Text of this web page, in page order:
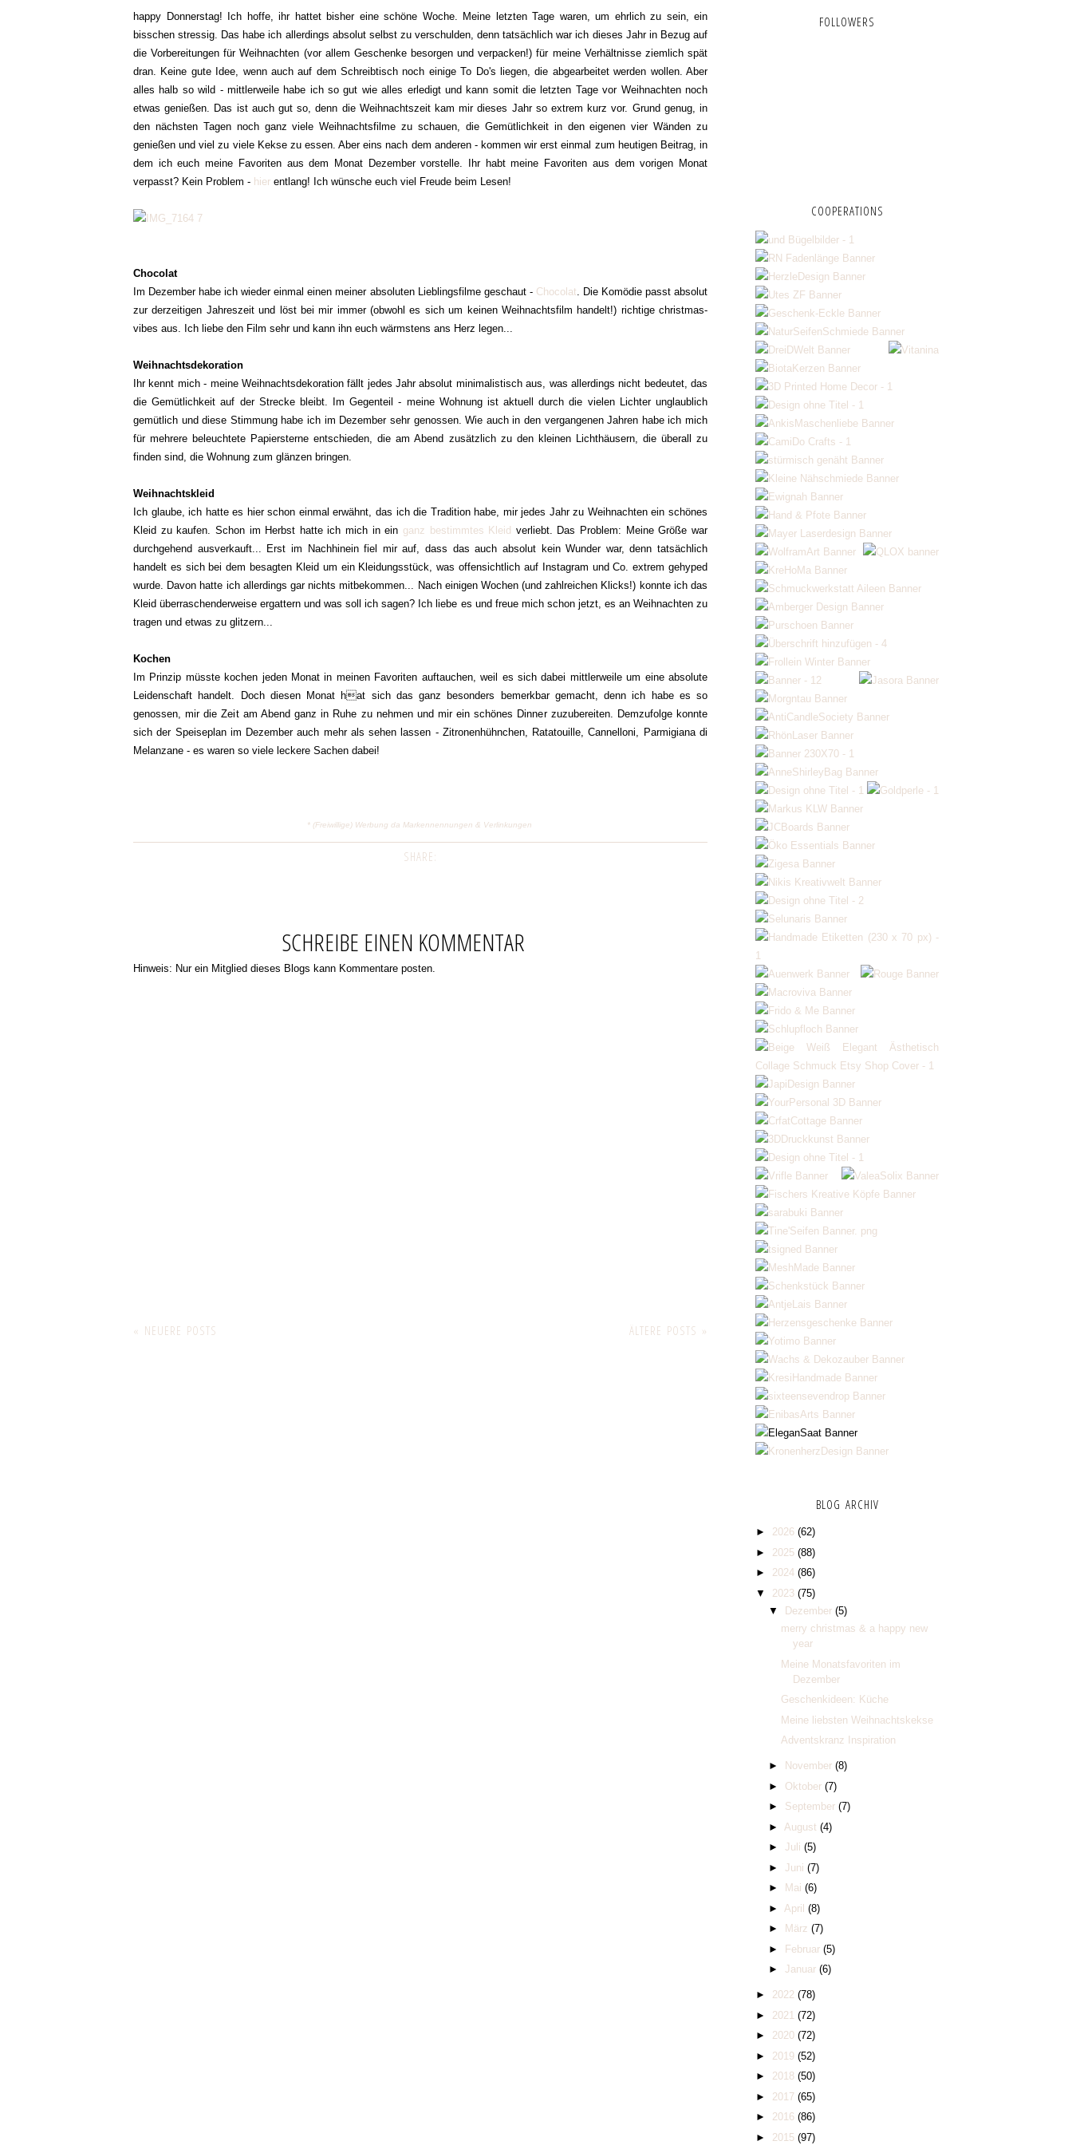
happy Donnerstag! Ich hoffe, ihr hattet bisher eine schöne Woche. Meine letzten Tage waren, um ehrlich zu sein, ein
bisschen stressig. Das habe ich allerdings absolut selbst zu verschulden, denn tatsächlich war ich dieses Jahr in Bezug auf
die Vorbereitungen für Weihnachten (vor allem Geschenke besorgen und verpacken!) für meine Verhältnisse ziemlich spät
dran. Keine gute Idee, wenn auch auf dem Schreibtisch noch einige To Do's liegen, die abgearbeitet werden wollen. Aber
alles halb so wild - mittlerweile habe ich so gut wie alles erledigt und kann somit die letzten Tage vor Weihnachten noch
etwas genießen. Das ist auch gut so, denn die Weihnachtszeit kam mir dieses Jahr so extrem kurz vor. Grund genug, in
den nächsten Tagen noch ganz viele Weihnachtsfilme zu schauen, die Gemütlichkeit in den eigenen vier Wänden zu
genießen und viel zu viele Kekse zu essen. Aber eins nach dem anderen - kommen wir erst einmal zum heutigen Beitrag, in
dem ich euch meine Favoriten aus dem Monat Dezember vorstelle. Ihr habt meine Favoriten aus dem vorigen Monat
verpasst? Kein Problem - hier entlang! Ich wünsche euch viel Freude beim Lesen!
Chocolat
Im Dezember habe ich wieder einmal einen meiner absoluten Lieblingsfilme geschaut - Chocolat. Die Komödie passt absolut
zur derzeitigen Jahreszeit und löst bei mir immer (obwohl es sich um keinen Weihnachtsfilm handelt!) richtige christmas-
vibes aus. Ich liebe den Film sehr und kann ihn euch wärmstens ans Herz legen...
Weihnachtsdekoration
Ihr kennt mich - meine Weihnachtsdekoration fällt jedes Jahr absolut minimalistisch aus, was allerdings nicht bedeutet, das
die Gemütlichkeit auf der Strecke bleibt. Im Gegenteil - meine Wohnung ist aktuell durch die vielen Lichter unglaublich
gemütlich und diese Stimmung habe ich im Dezember sehr genossen. Wie auch in den vergangenen Jahren habe ich mich
für mehrere beleuchtete Papiersterne entschieden, die am Abend zusätzlich zu den kleinen Lichthäusern, die überall zu
finden sind, die Wohnung zum glänzen bringen.
Weihnachtskleid
Ich glaube, ich hatte es hier schon einmal erwähnt, das ich die Tradition habe, mir jedes Jahr zu Weihnachten ein schönes
Kleid zu kaufen. Schon im Herbst hatte ich mich in ein ganz bestimmtes Kleid verliebt. Das Problem: Meine Größe war
durchgehend ausverkauft... Erst im Nachhinein fiel mir auf, dass das auch absolut kein Wunder war, denn tatsächlich
handelt es sich bei dem besagten Kleid um ein Kleidungsstück, was offensichtlich auf Instagram und Co. extrem gehyped
wurde. Davon hatte ich allerdings gar nichts mitbekommen... Nach einigen Wochen (und zahlreichen Klicks!) konnte ich das
Kleid überraschenderweise ergattern und was soll ich sagen? Ich liebe es und freue mich schon jetzt, es an Weihnachten zu
tragen und etwas zu glitzern...
Kochen
Im Prinzip müsste kochen jeden Monat in meinen Favoriten auftauchen, weil es sich dabei mittlerweile um eine absolute
Leidenschaft handelt. Doch diesen Monat hat sich das ganz besonders bemerkbar gemacht, denn ich habe es so
genossen, mir die Zeit am Abend ganz in Ruhe zu nehmen und mir ein schönes Dinner zuzubereiten. Demzufolge konnte
sich der Speiseplan im Dezember auch mehr als sehen lassen - Zitronenhühnchen, Ratatouille, Cannelloni, Parmigiana di
Melanzane - es waren so viele leckere Sachen dabei!
* (Freiwillige) Werbung da Markennennungen & Verlinkungen
SHARE:
SCHREIBE EINEN KOMMENTAR
Hinweis: Nur ein Mitglied dieses Blogs kann Kommentare posten.
« NEUERE POSTS ÄLTERE POSTS »
FOLLOWERS
COOPERATIONS
BLOG ARCHIV
► 2026 (62)
► 2025 (88)
► 2024 (86)
▼ 2023 (75)
▼
Dezember (5)
merry christmas & a happy new
year
Meine Monatsfavoriten im
Dezember
Geschenkideen: Küche
Meine liebsten Weihnachtskekse
Adventskranz Inspiration
► November (8)
► Oktober (7)
► September (7)
► August (4)
► Juli (5)
► Juni (7)
►
Mai (6)
► April (8)
►
März (7)
► Februar (5)
► Januar (6)
► 2022 (78)
► 2021 (72)
► 2020 (72)
► 2019 (52)
► 2018 (50)
► 2017 (65)
► 2016 (86)
► 2015 (97)